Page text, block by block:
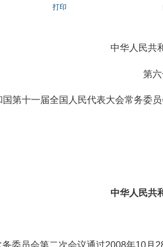
打印
中华人民共
第
国第十一届全国人民代表大会常务
中华人民共